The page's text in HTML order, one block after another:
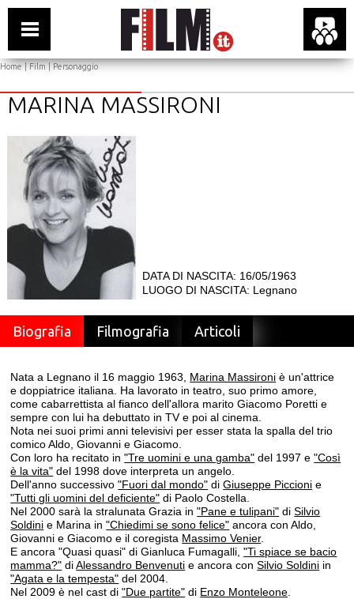
Home|Film| Personaggio
MARINA MASSIRONI
DATA DI NASCITA: 16/05/1963
LUOGO DI NASCITA: Legnano
Biografia Filmografia Articoli
Nata a Legnano il 16 maggio 1963, Marina Massironi è un'attrice
e doppiatrice italiana. Ha lavorato in teatro, suo primo amore,
come cabarrettista al fianco dell'allora marito Giacomo Poretti e
sempre con lui ha debuttato in TV e poi al cinema.
Nota nei suoi primi anni televisivi per esser stata la spalla del trio
comico Aldo, Giovanni e Giacomo.
Con loro ha recitato in"Tre uomini e una gamba" del 1997 e"Così
è la vita" del 1998 dove interpreta un angelo.
Dell'anno successivo"Fuori dal mondo" diGiuseppe Piccioni e
"Tutti gli uomini del deficiente" di Paolo Costella.
Nel 2000 sarà la stralunata Grazia in"Pane e tulipani" diSilvio
Soldini e Marina in"Chiedimi se sono felice" ancora con Aldo,
Giovanni e Giacomo e il coregista Massimo Venier.
E ancora "Quasi quasi" di Gianluca Fumagalli,"Ti spiace se bacio
mamma?" diAlessandro Benvenuti e ancora conSilvio Soldini in
"Agata e la tempesta" del 2004.
Nel 2009 è nel cast di"Due partite" di Enzo Monteleone